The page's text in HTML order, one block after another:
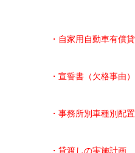
・自家用自動車有償
・宣誓書（欠格事由）
・事務所別車種別配
・貸渡しの実施計画